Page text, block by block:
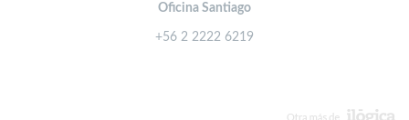
Oficina Santiago
+56 2 2222 6219